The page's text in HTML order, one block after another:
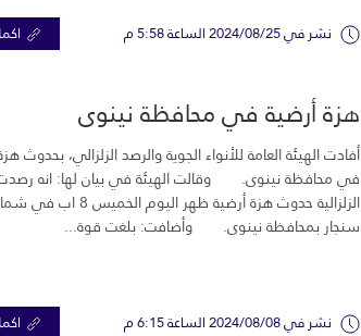
نشر في 2024/08/25 الساعة 5:58 م
هزة أرضية في محافظة نينوى
أفادت الهيئة العامة للأنواء الجوية والرصد الزلزالي، بحدوث
في محافظة نينوى. وقالت الهيئة في بيان لها: انه
الزلزالية حدوث هزة أرضية ظهر
سنجار بمحافظة نينوى. وأضافت: بلغت قوة...
نشر في 2024/08/08 الساعة 6:15 م